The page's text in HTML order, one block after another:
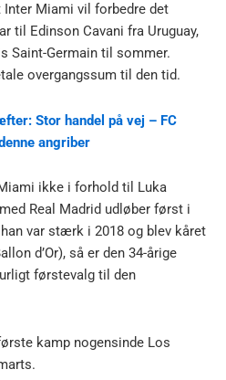
Inter Miami vil forbedre det
til Edinson Cavani fra Uruguay,
Saint-Germain til sommer.
overgangssum til den tid.
Stor handel på vej – FC
angriber
ikke i forhold til Luka
Real Madrid udløber først i
var stærk i 2018 og blev kåret
d’Or), så er den 34-årige
førstevalg til den
kamp nogensinde Los